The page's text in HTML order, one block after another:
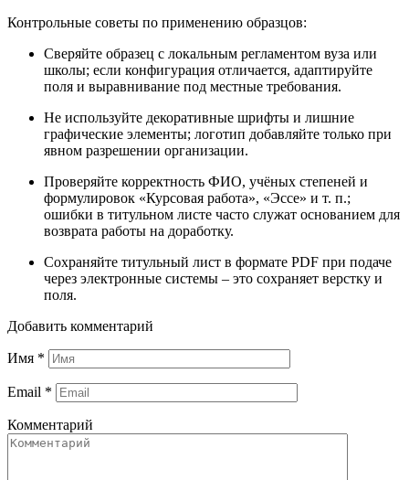
Контрольные советы по применению образцов:
Сверяйте образец с локальным регламентом вуза или
школы; если конфигурация отличается, адаптируйте
поля и выравнивание под местные требования.
Не используйте декоративные шрифты и лишние
графические элементы; логотип добавляйте только при
явном разрешении организации.
Проверяйте корректность ФИО, учёных степеней и
формулировок «Курсовая работа», «Эссе» и т. п.;
ошибки в титульном листе часто служат основанием для
возврата работы на доработку.
Сохраняйте титульный лист в формате PDF при подаче
через электронные системы – это сохраняет верстку и
поля.
Добавить комментарий
Имя *
Email *
Комментарий